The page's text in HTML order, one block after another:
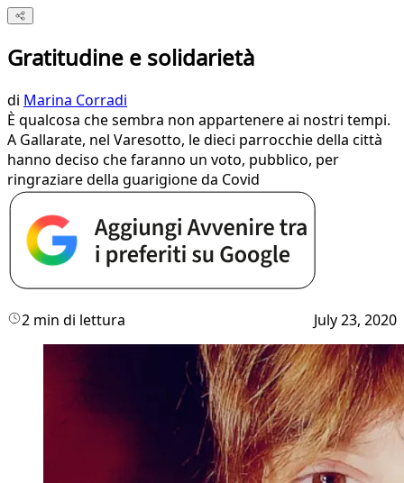
Gratitudine e solidarietà
di Marina Corradi
È qualcosa che sembra non appartenere ai nostri tempi.
A Gallarate, nel Varesotto, le dieci parrocchie della città
hanno deciso che faranno un voto, pubblico, per
ringraziare della guarigione da Covid
2 min di lettura July 23, 2020